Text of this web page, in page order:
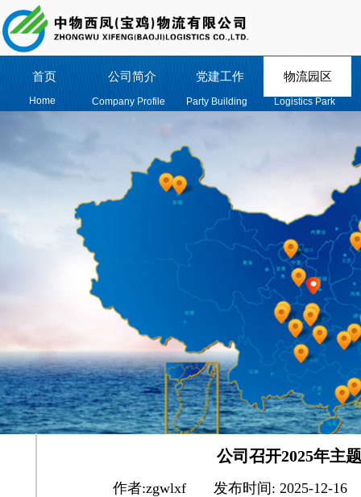
Party Building Logistics Park
Home Company Profile
首页 公司简介 党建工作 物流园区
公司召开2025年主
作者:zgwlxf 发布时间: 2025-12-16